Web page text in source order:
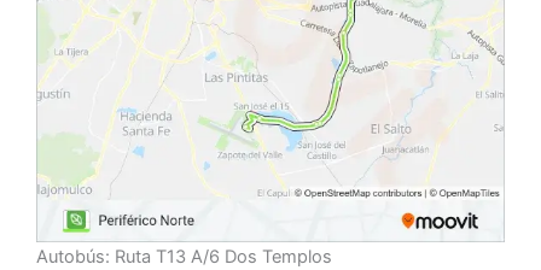
Autobús: Ruta T13 A/6 Dos Templos